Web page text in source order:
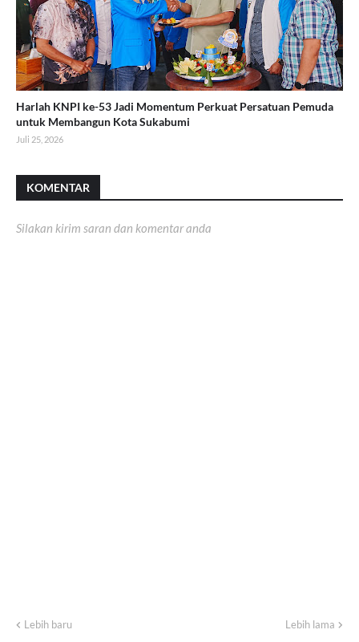
Harlah KNPI ke-53 Jadi Momentum Perkuat Persatuan Pemuda
untuk Membangun Kota Sukabumi
Juli 25, 2026
KOMENTAR
Silakan kirim saran dan komentar anda
Lebih baru Lebih lama